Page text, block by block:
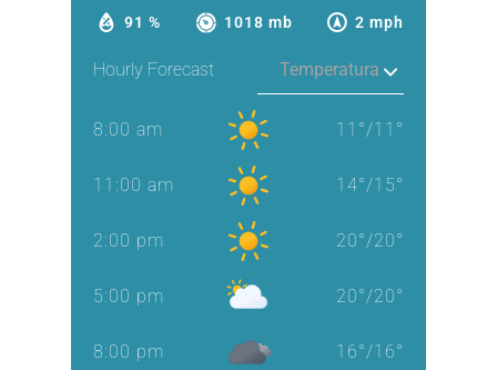
91 % 1018 mb 2 mph
Hourly Forecast
8:00 am 11 °/11 °
11:00 am 14°/15°
2:00 pm 20°/20°
5:00 pm 20°/20°
8:00 pm 16°/16°